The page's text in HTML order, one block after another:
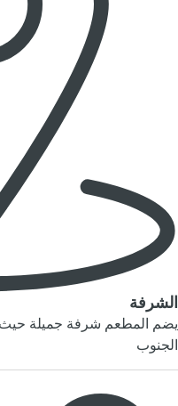
الشرفة
يضم المطعم شرفة جميلة حيث
الجنوب